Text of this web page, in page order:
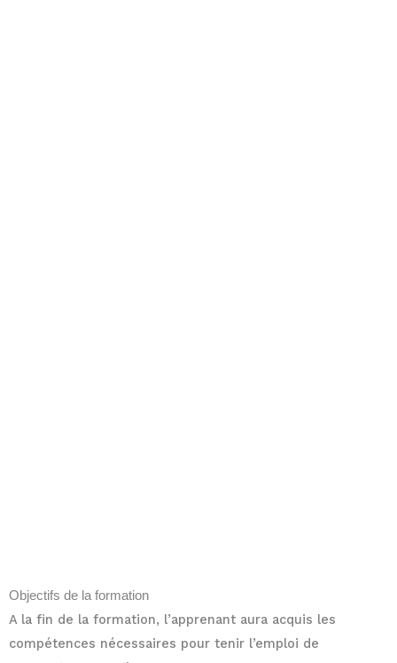
Objectifs de la formation
A la fin de la formation, l’apprenant aura acquis les
compétences nécessaires pour tenir l’emploi de